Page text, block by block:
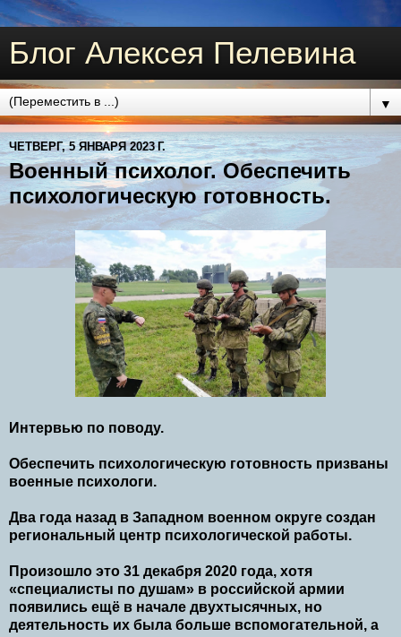
Блог Алексея Пелевина
▼
ЧЕТВЕРГ, 5 ЯНВАРЯ 2023 Г.
Военный психолог. Обеспечить
психологическую готовность.
Интервью по поводу.
Обеспечить психологическую готовность призваны
военные психологи.
Два года назад в Западном военном округе создан
региональный центр психологической работы.
Произошло это 31 декабря 2020 года, хотя
«специалисты по душам» в российской армии
появились ещё в начале двухтысячных, но
деятельность их была больше вспомогательной, а